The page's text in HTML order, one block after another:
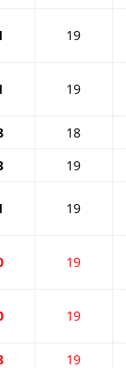
19
19
18
19
19
19
19
19